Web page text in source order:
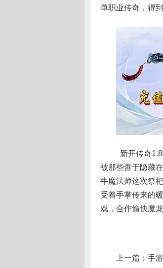
单职业传奇，得
新开传奇
被那些善于隐藏
牛魔法师这次祭
受着手掌传来的
戏，合作愉快魔
上一篇： 手